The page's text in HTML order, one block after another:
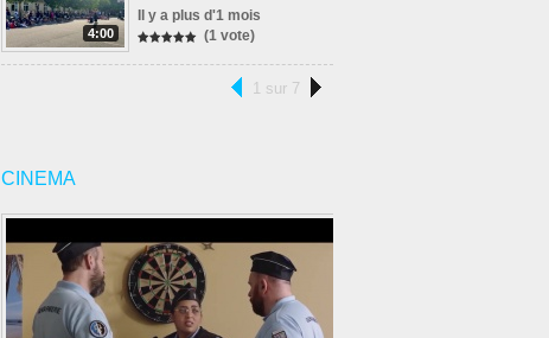
4:00
Il y a plus d'1 mois
(1 vote)
1 sur 7
CINEMA